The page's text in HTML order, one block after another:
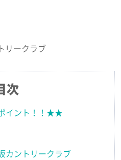
リークラブ
次
イント！！★★
カントリークラブ